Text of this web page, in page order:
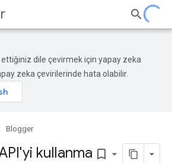
dile çevirmek için yapay zeka
zeka çevirilerinde hata olabilir.
Blogger
kullanma bookmark_border